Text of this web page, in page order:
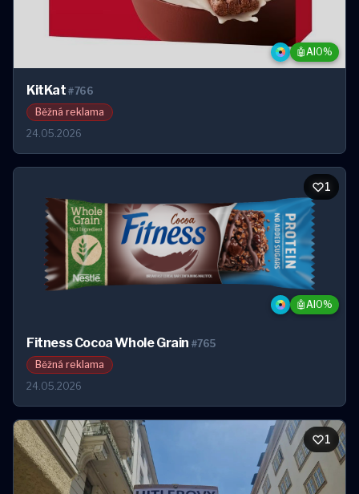
🤖AI 0%
KitKat#766
Běžná reklama
24.05.2026
1
🤖 AI0%
1
Fitness Cocoa Whole Grain #765
Běžná reklama
24.05.2026
1
1